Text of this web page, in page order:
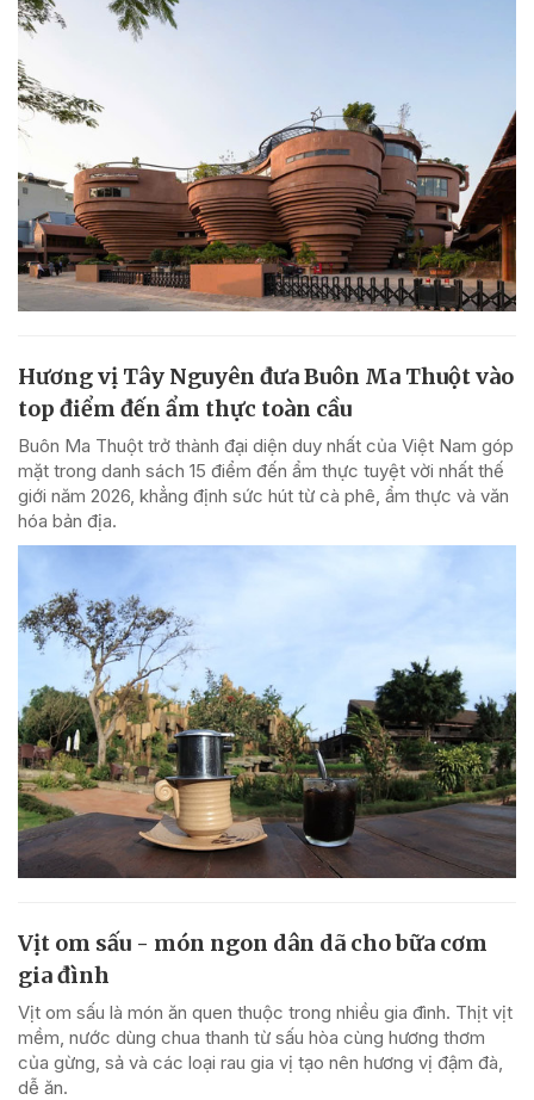
Hương vị Tây Nguyên đưa Buôn Ma Thuột vào
top điểm đến ẩm thực toàn cầu
Buôn Ma Thuột trở thành đại diện duy nhất của Việt Nam góp
mặt trong danh sách 15 điểm đến ẩm thực tuyệt vời nhất thế
giới năm 2026, khẳng định sức hút từ cà phê, ẩm thực và văn
hóa bản địa.
Vịt om sấu - món ngon dân dã cho bữa cơm
gia đình
Vịt om sấu là món ăn quen thuộc trong nhiều gia đình. Thịt vịt
mềm, nước dùng chua thanh từ sấu hòa cùng hương thơm
của gừng, sả và các loại rau gia vị tạo nên hương vị đậm đà,
dễ ăn.